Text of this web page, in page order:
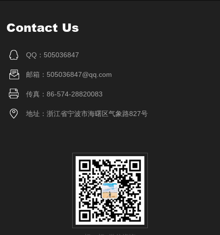
Contact Us
QQ：505036847
邮箱：505036847@qq.com
传真：86-574-28820083
地址：浙江省宁波市海曙区气象路827号